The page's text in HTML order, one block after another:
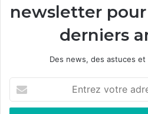
newsletter
derniers
Des news, des astuces
t